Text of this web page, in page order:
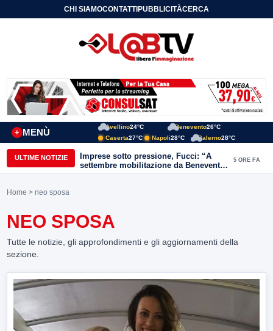
CHI SIAMOCONTATTIPUBBLICITÀCERCA
MENÙ
+
Avellino24°C Benevento26°C
Caserta27°C Napoli28°C Salerno28°C
ULTIME NOTIZIE
Imprese sotto pressione, Fucci: “A
settembre mobilitazione da Benevento
e Avellino”
5 ORE FA
Home > neo sposa
NEO SPOSA
Tutte le notizie, gli approfondimenti e gli aggiornamenti della
sezione.